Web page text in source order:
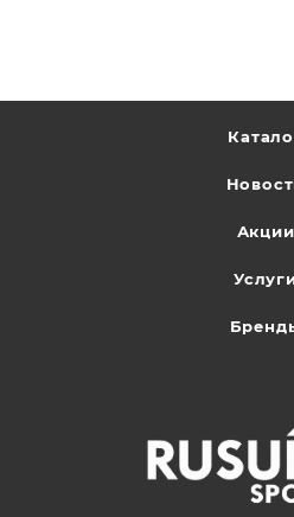
Акции